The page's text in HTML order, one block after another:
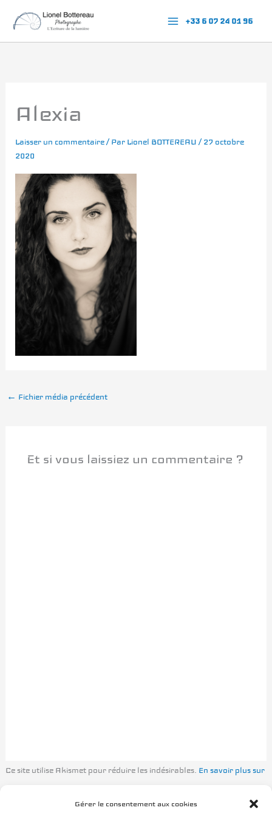
Gérer le consentement aux cookies
+33 6 07 24 01 96
Alexia
Laisser un commentaire / Par Lionel BOTTEREAU/27 octobre
2020
← Fichier média précédent
Et si vous laissiez un commentaire ?
Ce site utilise Akismet pour réduire les indésirables. En savoir plus sur